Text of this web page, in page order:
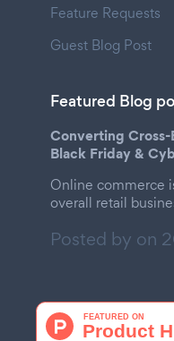
Feature Requests
Guest Blog Post
Featured Blog
Converting
Black Friday &
Online commerce
overall retail
Posted by on